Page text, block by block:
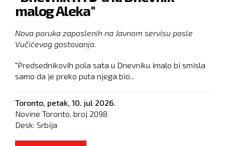
malog Aleka"
Nova poruka zaposlenih na Javnom servisu posle
Vučićevog gostovanja.
"Predsednikovih pola sata u Dnevniku imalo bi smisla
samo da je preko puta njega bio...
Toronto, petak, 10. jul 2026.
Novine Toronto, broj 2098
Desk: Srbija